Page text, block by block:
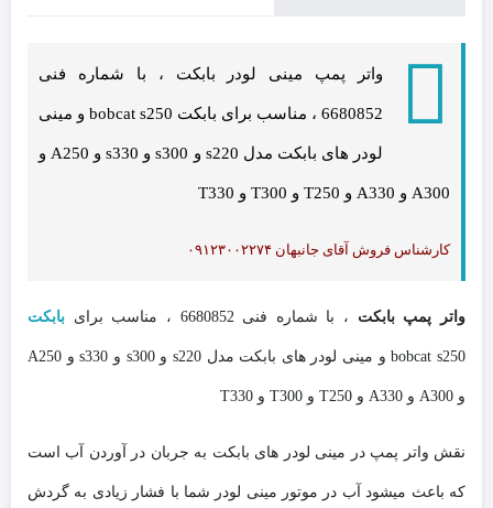
واتر پمپ مینی لودر بابکت ، با شماره فنی
6680852 ، مناسب برای بابکت bobcat s250 و مینی
لودر های بابکت مدل s220 و s300 و s330 و A250 و
A300 و A330 و T250 و T300 و T330
کارشناس فروش آقای جانبهان ۰۹۱۲۳۰۰۲۲۷۴
واتر پمپ بابکت ، با شماره فنی 6680852 ، مناسب برای بابکت
bobcat s250 و مینی لودر های بابکت مدل s220 و s300 و s330 و A250
و A300 و A330 و T250 و T300 و T330
نقش واتر پمپ در مینی لودر های بابکت به جربان در آوردن آب است
که باعث میشود آب در موتور مینی لودر شما با فشار زیادی به گردش